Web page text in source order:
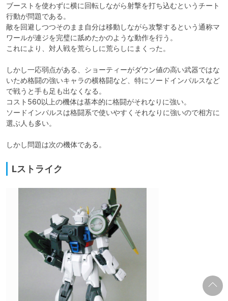
ブーストを使わずに横に回転しながら射撃を打ち込むというチート
行動が問題である。
敵を回避しつつそのまま自分は移動しながら攻撃するという通称マ
ワールが連ジを完璧に舐めたかのような動作を行う。
これにより、対人戦を荒らしに荒らしにまくった。
しかし一応弱点がある、ショーティーがダウン値の高い武器ではな
いため格闘の強いキャラの横格闘など、特にソードインパルスなど
で戦うと手も足も出なくなる。
コスト560以上の機体は基本的に格闘がそれなりに強い。
ソードインパルスは格闘系で使いやすくそれなりに強いので相方に
選ぶ人も多い。
しかし問題は次の機体である。
Lストライク